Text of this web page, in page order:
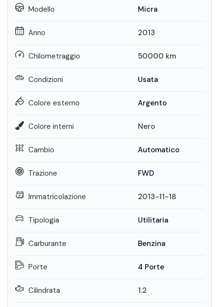
Modello Micra
Anno 2013
Chilometraggio 50000 km
Condizioni Usata
Colore esterno Argento
Colore interni Nero
Cambio Automatico
Trazione FWD
Immatricolazione 2013-11-18
Tipologia Utilitaria
Carburante Benzina
Porte 4 Porte
Cilindrata 1.2